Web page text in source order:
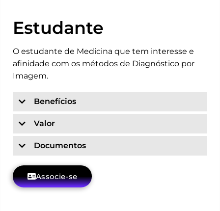
Estudante
O estudante de Medicina que tem interesse e
afinidade com os métodos de Diagnóstico por
Imagem.
Benefícios
Valor
Documentos
Associe-se